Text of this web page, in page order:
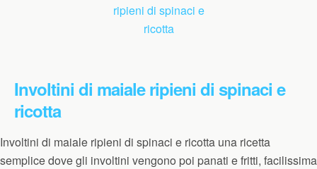
Involtini di maiale ripieni di spinaci e
ricotta
Involtini di maiale ripieni di spinaci e ricotta una ricetta
semplice dove gli involtini vengono poi panati e fritti, facilissima